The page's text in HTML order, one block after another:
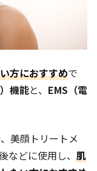
方におすすめで
機能と、 EMS（電
美顔トリートメ
などに使用し、 肌